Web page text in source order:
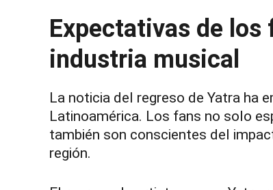
Expectativas de los
industria musical
La noticia del regreso de Yatra ha
Latinoamérica. Los fans no solo
también son conscientes del
región.